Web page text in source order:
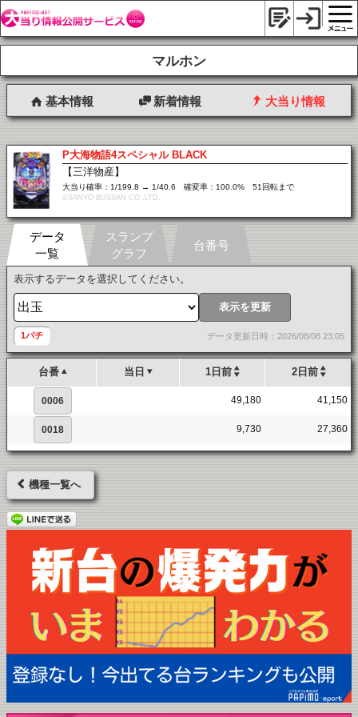
マルホン
基本情報 新着情報 大当り情報
P大海物語4スペシャル BLACK
【三洋物産】
大当り確率：1/199.8 → 1/40.6 確変率：100.0% 51回転まで
©SANYO BUSSAN CO.,LTD.
データ
一覧
表示するデータを選択してください。
表示を更新
1パチ データ更新日時：2026/08/08 23:05
台番 当日 1日前 2日前
0006 49,180 41,150
0018 9,730 27,360
スランプ
グラフ
台番号
機種一覧へ